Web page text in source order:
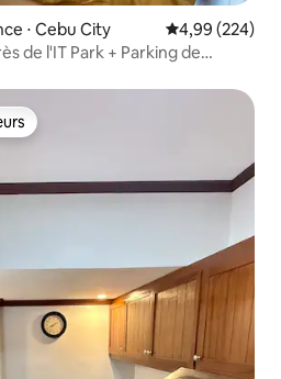
⋅ Cebu City Évaluation
4,99 (224)
de l'IT Park + Parking de
les plus appréciés